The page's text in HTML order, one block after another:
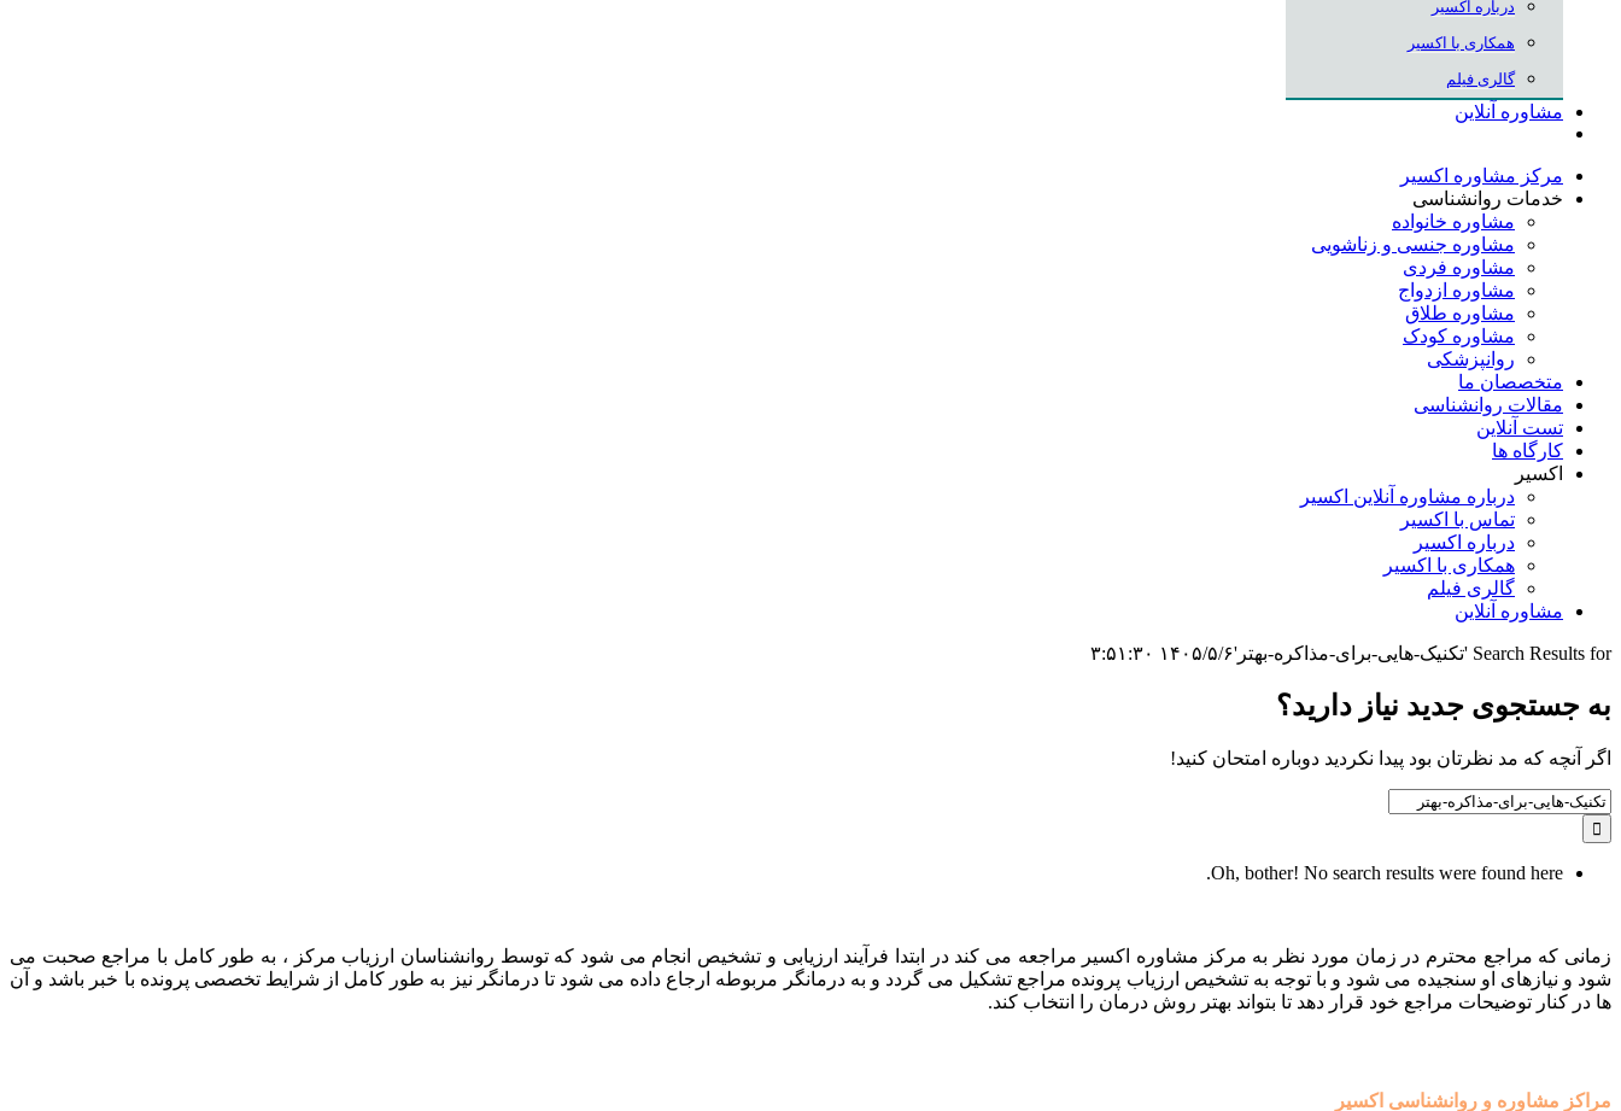
درباره اکسیر
همکاری با اکسیر
گالری فیلم
مشاوره آنلاین
مرکز مشاوره اکسیر
خدمات روانشناسی
مشاوره خانواده
مشاوره جنسی و زناشویی
مشاوره فردی
مشاوره ازدواج
مشاوره طلاق
مشاوره کودک
روانپزشکی
متخصصان ما
مقالات روانشناسی
تست آنلاین
کارگاه ها
اکسیر
درباره مشاوره آنلاین اکسیر
تماس با اکسیر
درباره اکسیر
همکاری با اکسیر
گالری فیلم
مشاوره آنلاین
Search Results for 'تکنیک-هایی-برای-مذاکره-بهتر' ۱۴۰۵/۵/۶ ۳:۵۱:۳۰
به جستجوی جديد نياز داريد؟
اگر آنچه که مد نظرتان بود پیدا نکردید دوباره امتحان کنید!
Search
for:
Oh, bother! No search results were found here.
زمانی که مراجع محترم در زمان مورد نظر به مرکز مشاوره اکسیر مراجعه می کند در ابتدا فرآیند ارزیابی و تشخیص انجام می شود که توسط روانشناسان ارزیاب مرکز ، به طور کامل با مراجع صحبت می
شود و نیازهای او سنجیده می شود و با توجه به تشخیص ارزیاب پرونده مراجع تشکیل می گردد و به درمانگر مربوطه ارجاع داده می شود تا درمانگر نیز به طور کامل از شرایط تخصصی پرونده با خبر باشد و آن
ها در کنار توضیحات مراجع خود قرار دهد تا بتواند بهتر روش درمان را انتخاب کند.
مراکز مشاوره و روانشناسی اکسیر